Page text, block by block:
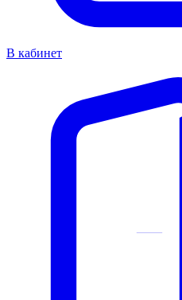
В кабинет